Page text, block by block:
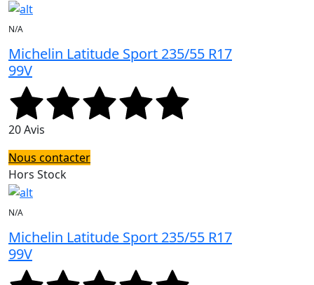
N/A
Michelin Latitude Sport 235/55 R17
99V
20 Avis
Nous contacter
Hors Stock
N/A
Michelin Latitude Sport 235/55 R17
99V